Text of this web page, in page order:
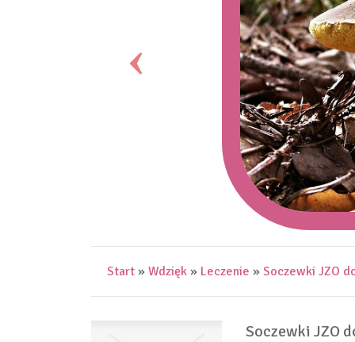
Start » Wdzięk » Leczenie » Soczewki JZO
Soczewki JZO